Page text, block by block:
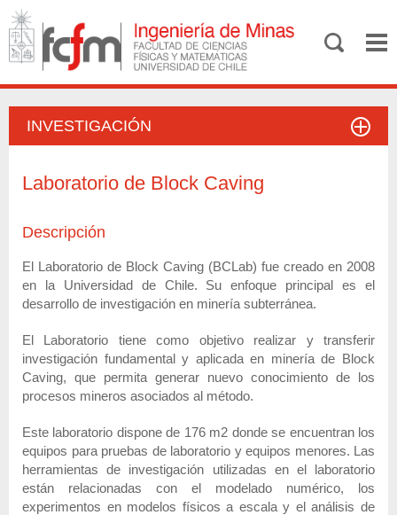
INVESTIGACIÓN
Laboratorio de Block Caving
Descripción
El Laboratorio de Block Caving (BCLab) fue creado en 2008
en la Universidad de Chile. Su enfoque principal es el
desarrollo de investigación en minería subterránea.
El Laboratorio tiene como objetivo realizar y transferir
investigación fundamental y aplicada en minería de Block
Caving, que permita generar nuevo conocimiento de los
procesos mineros asociados al método.
Este laboratorio dispone de 176 m2 donde se encuentran los
equipos para pruebas de laboratorio y equipos menores. Las
herramientas de investigación utilizadas en el laboratorio
están relacionadas con el modelado numérico, los
experimentos en modelos físicos a escala y el análisis de